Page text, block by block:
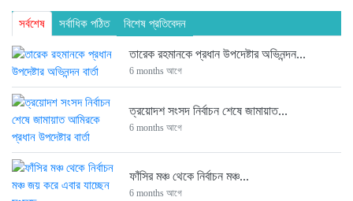
সর্বশেষ সর্বাধিক পঠিত বিশেষ প্রতিবেদন
তারেক রহমানকে প্রধান উপদেষ্টার অভিনন্দন...
6 months আগে
ত্রয়োদশ সংসদ নির্বাচন শেষে জামায়াত...
6 months আগে
ফাঁসির মঞ্চ থেকে নির্বাচন মঞ্চ...
6 months আগে